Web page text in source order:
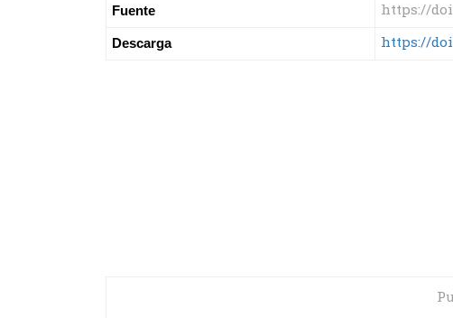
Fuente https://
Descarga https://